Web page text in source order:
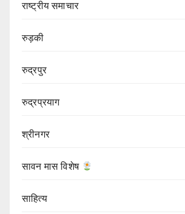
राष्ट्रीय समाचार
रुड़की
रुद्रपुर
रुद्रप्रयाग
श्रीनगर
सावन मास विशेष
साहित्य